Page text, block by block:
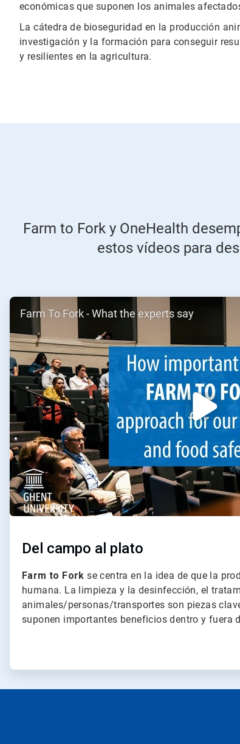
económicas que suponen los animales
La cátedra de bioseguridad en la producción
investigación y la formación para conseguir
y resilientes en la agricultura.
Farm to Fork y OneHealth
estos vídeos para
ArticleTile
2
Farm To Fork - What the experts say
Del campo al plato
Farm to Fork se centra en la idea de que la
humana. La limpieza y la desinfección, el
animales/personas/transportes son piezas
suponen importantes beneficios dentro y fuera